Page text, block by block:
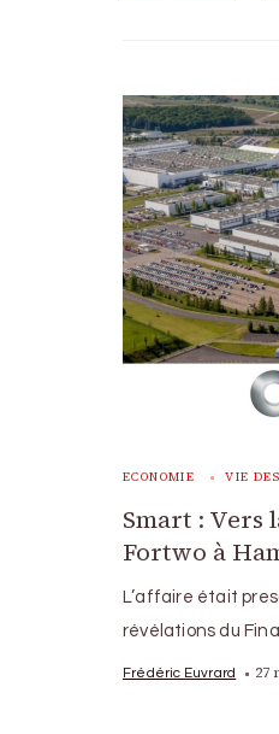
ECONOMIE VIE
Smart : Vers
Fortwo à
L’affaire était
révélations du
Frédéric Euvrard 27